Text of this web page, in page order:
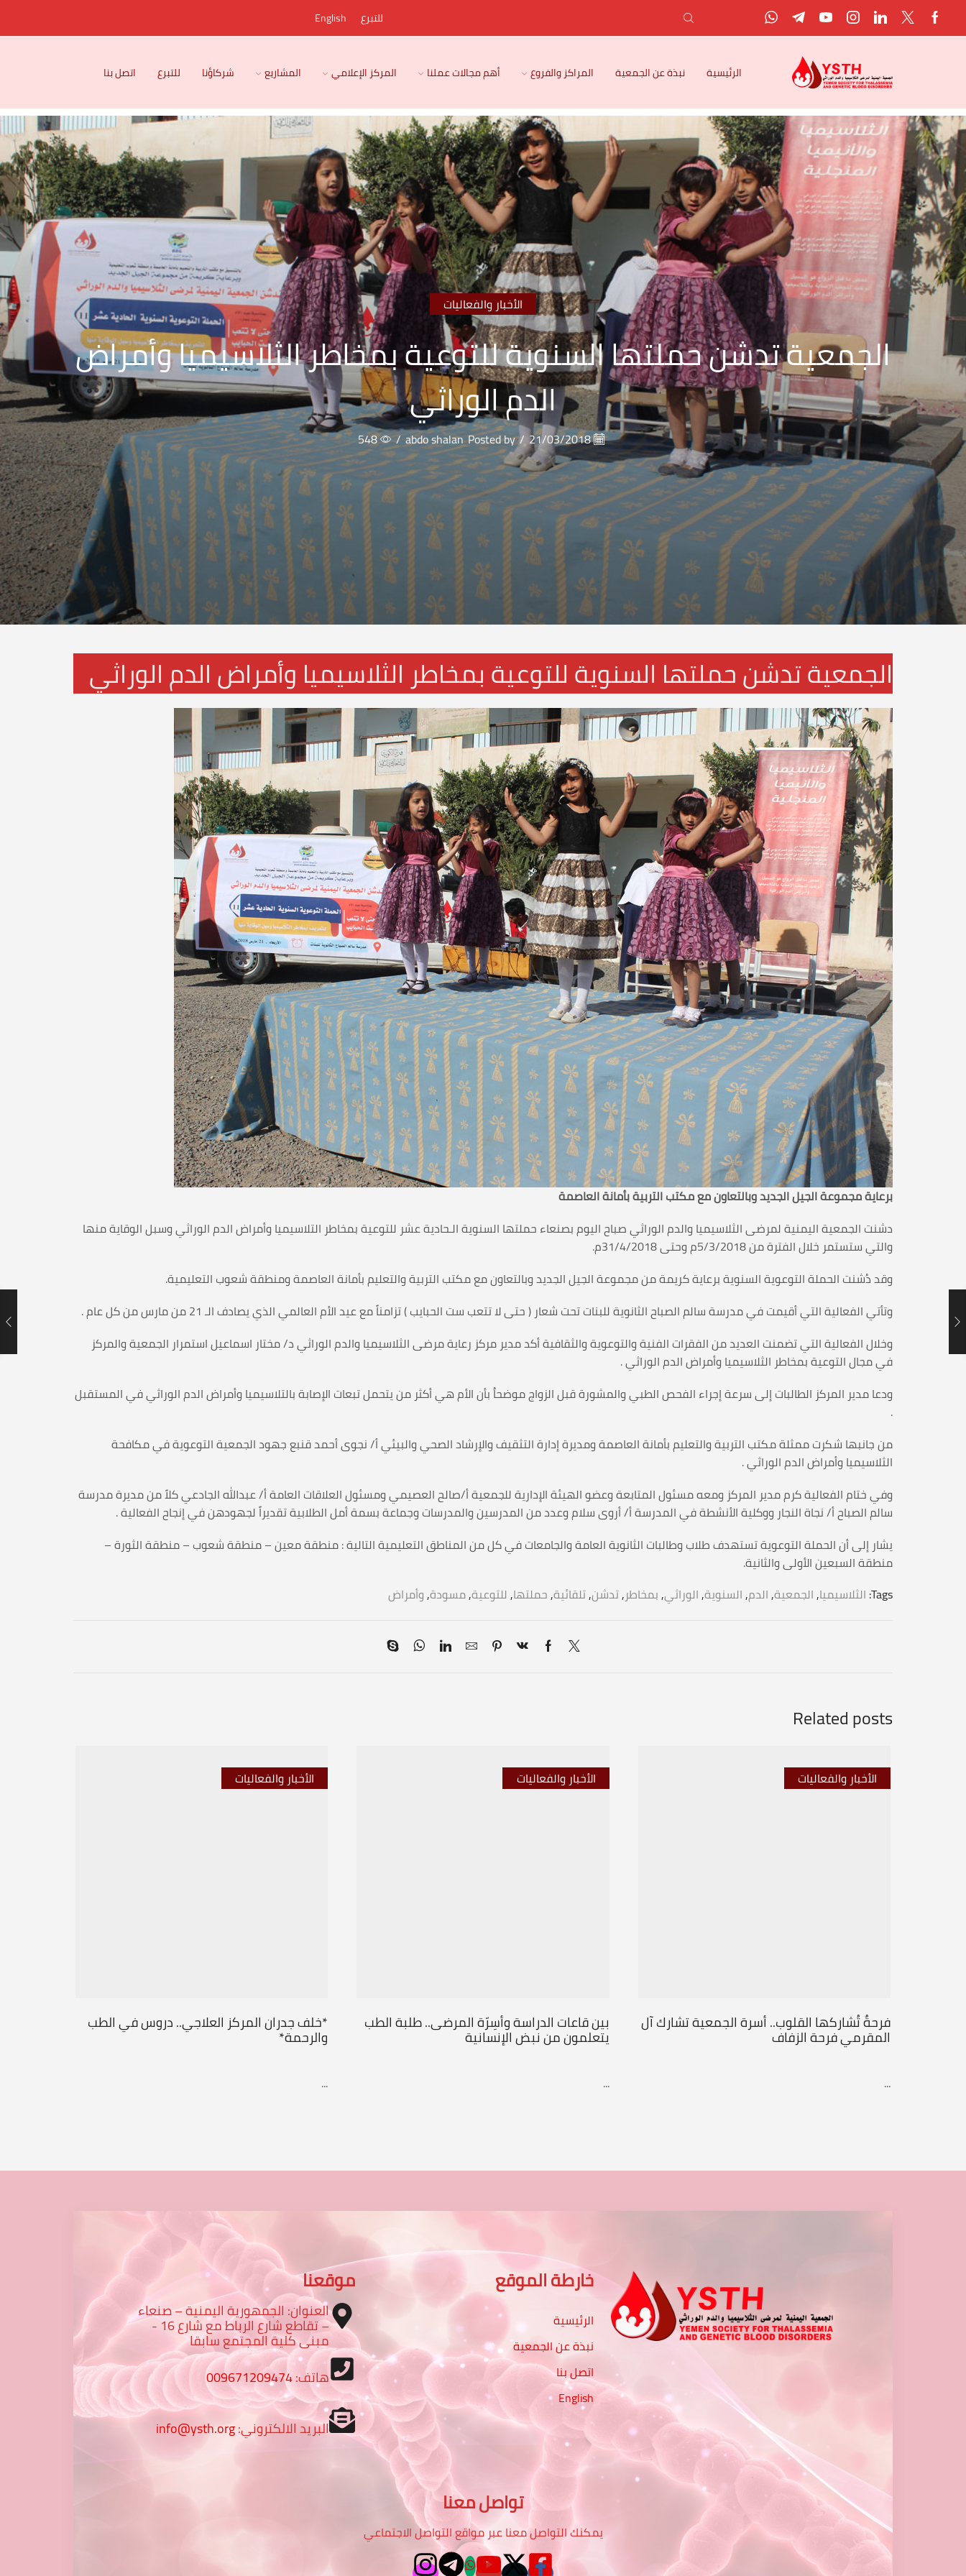
للتبرع English
الرئيسية نبذة عن الجمعية المراكز والفروع أهم مجالات عملنا المركز الإعلامي المشاريع شركاؤنا للتبرع اتصل بنا
الأخبار والفعاليات
الجمعية تدشن حملتها السنوية للتوعية بمخاطر الثلاسيميا وأمراض
الدم الوراثي
21/03/2018
/
Posted by
abdo shalan
/
548
الجمعية تدشن حملتها السنوية للتوعية بمخاطر الثلاسيميا وأمراض الدم الوراثي
برعاية مجموعة الجيل الجديد وبالتعاون مع مكتب التربية بأمانة العاصمة
دشنت الجمعية اليمنية لمرضى الثلاسيميا والدم الوراثي صباح اليوم بصنعاء حملتها السنوية الـحادية عشر للتوعية بمخاطر التلاسيميا وأمراض الدم الوراثي وسبل الوقاية منها
والتي ستستمر خلال الفترة من 5/3/2018م وحتى 31/4/2018م.
وقد دُشنت الحملة التوعوية السنوية برعاية كريمة من مجموعة الجيل الجديد وبالتعاون مع مكتب التربية والتعليم بأمانة العاصمة ومنطقة شعوب التعليمية.
وتأتي الفعالية التي أقيمت في مدرسة سالم الصباح الثانوية للبنات تحت شعار ( حتى لا تتعب ست الحبايب ) تزامناً مع عيد الأم العالمي الذي يصادف الـ 21 من مارس من كل عام .
وخلال الفعالية التي تضمنت العديد من الفقرات الفنية والتوعوية والثقافية أكد مدير مركز رعاية مرضى الثلاسيميا والدم الوراثي د/ مختار اسماعيل استمرار الجمعية والمركز
في مجال التوعية بمخاطر الثلاسيميا وأمراض الدم الوراثي .
ودعا مدير المركز الطالبات إلى سرعة إجراء الفحص الطبي والمشورة قبل الزواج موضحاُ بأن الأم هي أكثر من يتحمل تبعات الإصابة بالتلاسيميا وأمراض الدم الوراثي في المستقبل
.
من جانبها شكرت ممثلة مكتب التربية والتعليم بأمانة العاصمة ومديرة إدارة التثقيف والإرشاد الصحي والبيئي أ/ نجوى أحمد قنبع جهود الجمعية التوعوية في مكافحة
الثلاسيميا وأمراض الدم الوراثي .
وفي ختام الفعالية كرم مدير المركز ومعه مسئول المتابعة وعضو الهيئة الإدارية للجمعية أ/صالح العصيمي ومسئول العلاقات العامة أ/ عبدالله الجادعي كلاً من مديرة مدرسة
سالم الصباح أ/ نجاة النجار ووكلية الأنشطة في المدرسة أ/ أروى سلام وعدد من المدرسين والمدرسات وجماعة بسمة أمل الطلابية تقديراً لجهودهن في إنجاح الفعالية .
يشار إلى أن الحملة التوعوية تستهدف طلاب وطالبات الثانوية العامة والجامعات في كل من المناطق التعليمية التالية : منطقة معين – منطقة شعوب – منطقة الثورة –
منطقة السبعين الأولى والثانية.
Tags: الثلاسيميا,الجمعية,الدم,السنوية,الوراثي,بمخاطر,تدشن,تلقائية,حملتها, للتوعية,مسودة,وأمراض
Related posts
الأخبار والفعاليات
فرحةٌ تُشاركها القلوب.. أسرة الجمعية تشارك آل
المقرمي فرحة الزفاف
...
الأخبار والفعاليات
بين قاعات الدراسة وأسِرّة المرضى.. طلبة الطب
يتعلمون من نبض الإنسانية
...
الأخبار والفعاليات
*خلف جدران المركز العلاجي.. دروس في الطب
والرحمة*
...
خارطة الموقع
الرئيسية
نبذة عن الجمعية
اتصل بنا
English
موقعنا
العنوان: الجمهورية اليمنية – صنعاء
– تقاطع شارع الرباط مع شارع 16 -
مبنى كلية المجتمع سابقا
هاتف:009671209474
البريد الالكتروني:info@ysth.org
تواصل معنا
يمكنك التواصل معنا عبر مواقع التواصل الاجتماعي